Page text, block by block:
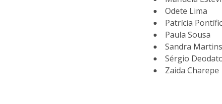
Odete Lima
Patrícia
Paula Sousa
Sandra Martins
Sérgio
Zaida Charepe